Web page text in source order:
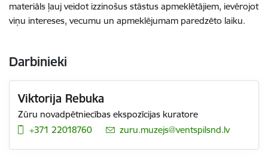
materiāls ļauj veidot izzinošus stāstus apmeklētājiem, ievērojot
viņu intereses, vecumu un apmeklējumam paredzēto laiku.
Darbinieki
Viktorija Rebuka
Zūru novadpētniecības ekspozīcijas kuratore
+371 22018760
E-pasts:
zuru.muzejs@ventspilsnd.lv